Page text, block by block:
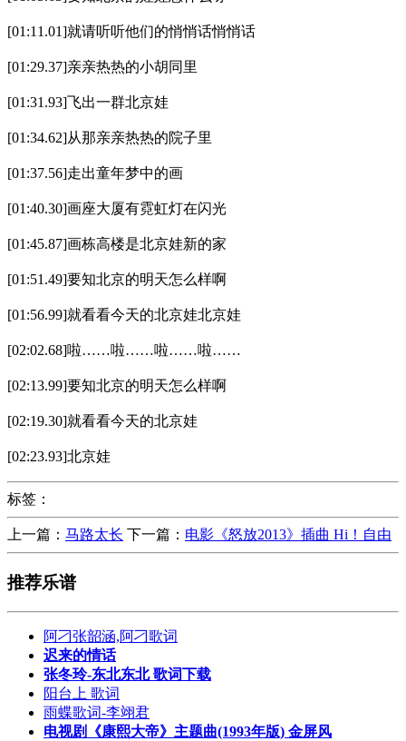
[01:11.01]就请听听他们的悄悄话悄悄话
[01:29.37]亲亲热热的小胡同里
[01:31.93]飞出一群北京娃
[01:34.62]从那亲亲热热的院子里
[01:37.56]走出童年梦中的画
[01:40.30]画座大厦有霓虹灯在闪光
[01:45.87]画栋高楼是北京娃新的家
[01:51.49]要知北京的明天怎么样啊
[01:56.99]就看看今天的北京娃北京娃
[02:02.68]啦……啦……啦……啦……
[02:13.99]要知北京的明天怎么样啊
[02:19.30]就看看今天的北京娃
[02:23.93]北京娃
标签：
上一篇： 马路太长 下一篇： 电影《怒放2013》插曲 Hi！自由
推荐乐谱
阿刁张韶涵,阿刁歌词
迟来的情话
张冬玲-东北东北 歌词下载
阳台上 歌词
雨蝶歌词-李翊君
电视剧《康熙大帝》主题曲(1993年版) 金屏风